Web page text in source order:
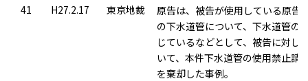
41
H27.2.17 東京地裁
原告は、被告が使用している原告
の下水道管について、下水道管の
じているなどとして、被告に対し
いて、本件下水道管の使用禁止請
を棄却した事例。